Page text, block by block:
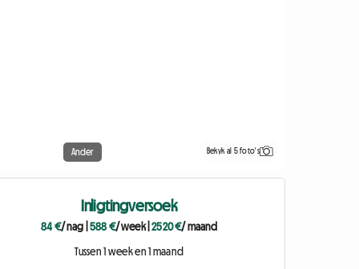
Ander Bekyk al 5 foto's
Inligtingversoek
84 €/ nag |588 €/ week|2520 €/ maand
Tussen 1 week en 1 maand